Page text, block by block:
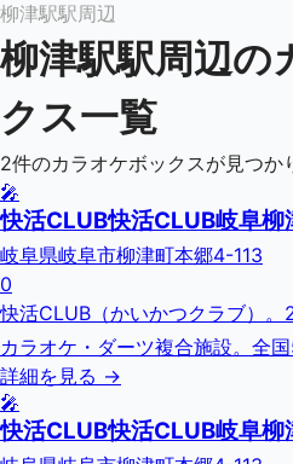
柳津駅駅周辺
柳津駅駅周辺の
クス一覧
2件のカラオケボックスが見つか
🎤
快活CLUB快活CLUB岐阜柳
岐阜県岐阜市柳津町本郷4-113
0
快活CLUB（かいかつクラブ）。
カラオケ・ダーツ複合施設。全
詳細を見る →
🎤
快活CLUB快活CLUB岐阜柳